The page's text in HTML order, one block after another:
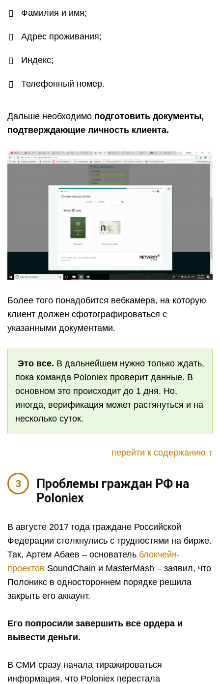
Фамилия и имя;
Адрес проживания;
Индекс;
Телефонный номер.
Дальше необходимо подготовить документы,
подтверждающие личность клиента.
Более того понадобится вебкамера, на которую
клиент должен сфотографироваться с
указанными документами.
Это все. В дальнейшем нужно только ждать,
пока команда Poloniex проверит данные. В
основном это происходит до 1 дня. Но,
иногда, верификация может растянуться и на
несколько суток.
перейти к содержанию ↑
Проблемы граждан РФ на
Poloniex
В августе 2017 года граждане Российской
Федерации столкнулись с трудностями на бирже.
Так, Артем Абаев – основатель блокчейн-
проектов SoundChain и MasterMash – заявил, что
Полоникс в одностороннем порядке решила
закрыть его аккаунт.
Его попросили завершить все ордера и
вывести деньги.
В СМИ сразу начала тиражироваться
информация, что Poloniex перестала